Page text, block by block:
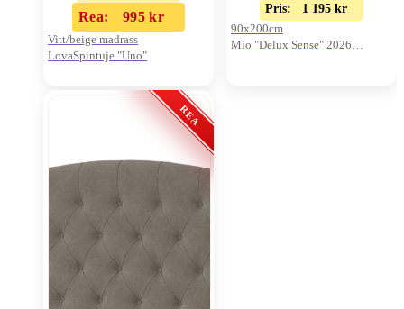
Rea: 995kr
Vitt/beige madrass
LovaSpintuje "Uno"
Pris: 1 195 kr
90x200cm
Mio "Delux Sense" 2026